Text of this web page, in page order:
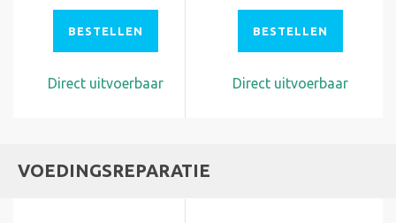
BESTELLEN
Direct uitvoerbaar
BESTELLEN
Direct uitvoerbaar
VOEDINGSREPARATIE